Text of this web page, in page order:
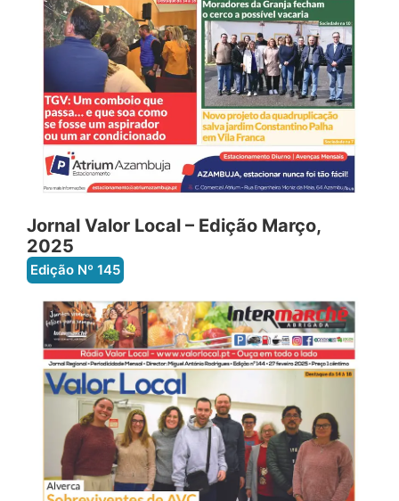
Jornal Valor Local – Edição Março,
2025
Edição Nº 145